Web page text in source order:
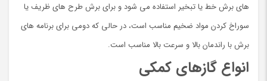
های برش خط یا تبخیر استفاده می شود و برای برش طرح های ظریف یا
سوراخ کردن مواد ضخیم مناسب است، در حالی که دومی برای برنامه های
برش با راندمان بالا و سرعت بالا مناسب است.
انواع گازهای کمکی